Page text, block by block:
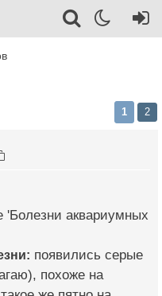
1 2
'Болезни аквариумных
появились серые
похоже на